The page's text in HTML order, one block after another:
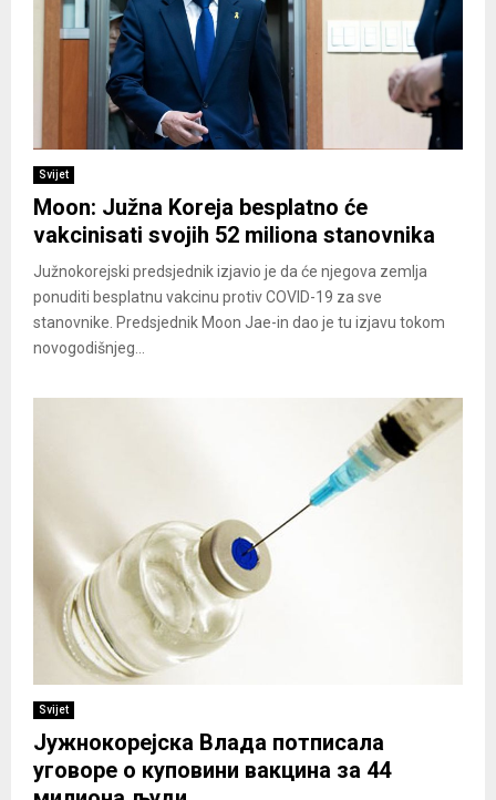
Svijet
Moon: Južna Koreja besplatno će
vakcinisati svojih 52 miliona stanovnika
Južnokorejski predsjednik izjavio je da će njegova zemlja
ponuditi besplatnu vakcinu protiv COVID-19 za sve
stanovnike. Predsjednik Moon Jae-in dao je tu izjavu tokom
novogodišnjeg...
Svijet
Јужнокорејска Влада потписала
уговоре о куповини вакцина за 44